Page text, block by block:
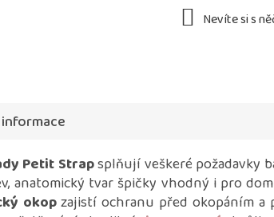
Petit Strapsplňují veškeré požadavky
anatomický tvar špičky vhodný i pro
okopzajistí ochranu před okopáním a